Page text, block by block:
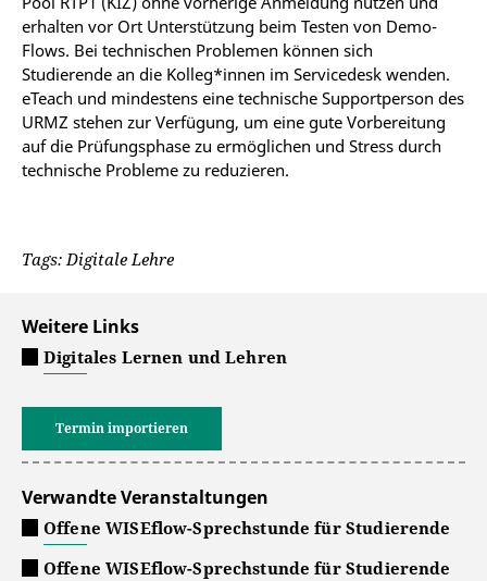
erhalten vor Ort Unterstützung beim Testen von Demo-
Flows. Bei technischen Problemen können sich
Studierende an die Kolleg*innen im Servicedesk wenden.
eTeach und mindestens eine technische Supportperson des
URMZ stehen zur Verfügung, um eine gute Vorbereitung
auf die Prüfungsphase zu ermöglichen und Stress durch
technische Probleme zu reduzieren.
Tags: Digitale Lehre
Weitere Links
Digitales Lernen und Lehren
Termin importieren
Verwandte Veranstaltungen
Offene WISEflow-Sprechstunde für Studierende
Offene WISEflow-Sprechstunde für Studierende